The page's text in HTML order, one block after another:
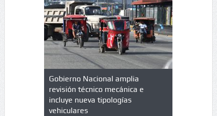
de
en
Gobierno Nacional amplia
revisión técnico mecánica e
incluye nueva tipologías
vehiculares
Qué es